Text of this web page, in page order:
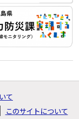
て
このサイトについて